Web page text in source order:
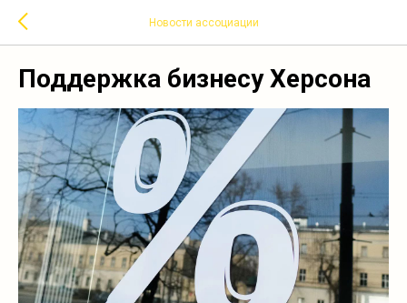
Новости ассоциации
Поддержка бизнесу Херсона